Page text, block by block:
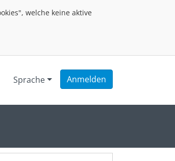
welche keine aktive
Sprache Anmelden